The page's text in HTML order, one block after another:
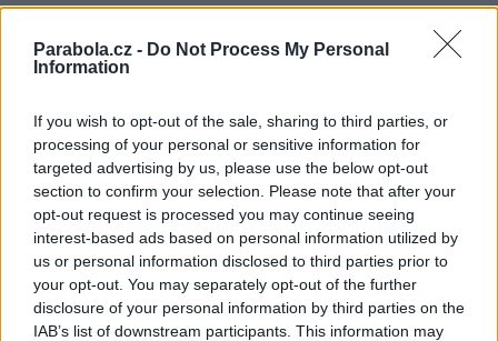
Parabola.cz - Do Not Process My Personal
Information
If you wish to opt-out of the sale, sharing to third parties, or
processing of your personal or sensitive information for
targeted advertising by us, please use the below opt-out
section to confirm your selection. Please note that after your
opt-out request is processed you may continue seeing
interest-based ads based on personal information utilized by
us or personal information disclosed to third parties prior to
your opt-out. You may separately opt-out of the further
disclosure of your personal information by third parties on the
IAB’s list of downstream participants. This information may
Na kmit. 10853/H (SR 29900, FEC 2/3, DVB-S2/8PSK) začala vysílat
LOMBARDIA SAT
Na kmit. 11179/H bylo ukončeno šíření stanice LOMBARDIA SAT
4/3: Eutelsat Hot Bird (13E): La Chiave D'Oro
Na kmit. 11471/V skončila stanice LA CHIAVE D'ORO
4/3: Eutelsat Hot Bird (13E): Canale Aste
Na kmit. 11541/V skončil program CANALE ASTE
4/3: Eutelsat Hot Bird (13E): Kalemeh Farsi, Abalfadhl
Alabbas TV
Na kmit. 12558/V skončily programy KALEMEH FARSI, ABALFADHL